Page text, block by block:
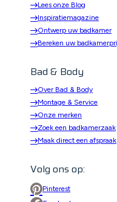
Lees onze Blog
Inspiratiemagazine
Ontwerp uw badkamer
Bereken uw
Bad & Body
Over Bad & Body
Montage & Service
Onze merken
Zoek een badkamerzaak
Maak direct een afspraak
Volg ons op:
Pinterest